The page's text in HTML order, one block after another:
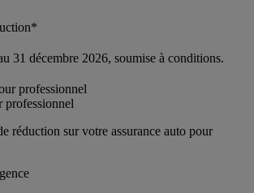
31 décembre 2026, soumise à conditions.
professionnel
réduction sur votre assurance auto pour